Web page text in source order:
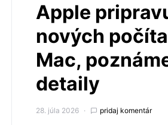
Apple
nových
Mac,
detaily
28. júla 2026 pridaj komentár